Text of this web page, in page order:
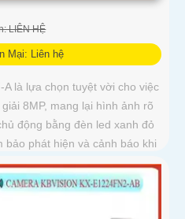
LIÊN HỆ
Mại: Liên hệ
A là lựa chọn tuyệt vời cho việc
8MP, mang lại hình ảnh rõ
động bằng đèn led xanh đỏ
bảo phát hiện và cảnh báo khi
Rẻ Công Nghệ POE KX-
năng cao cấp Thu Âm Và
hình ảnh và âm thanh